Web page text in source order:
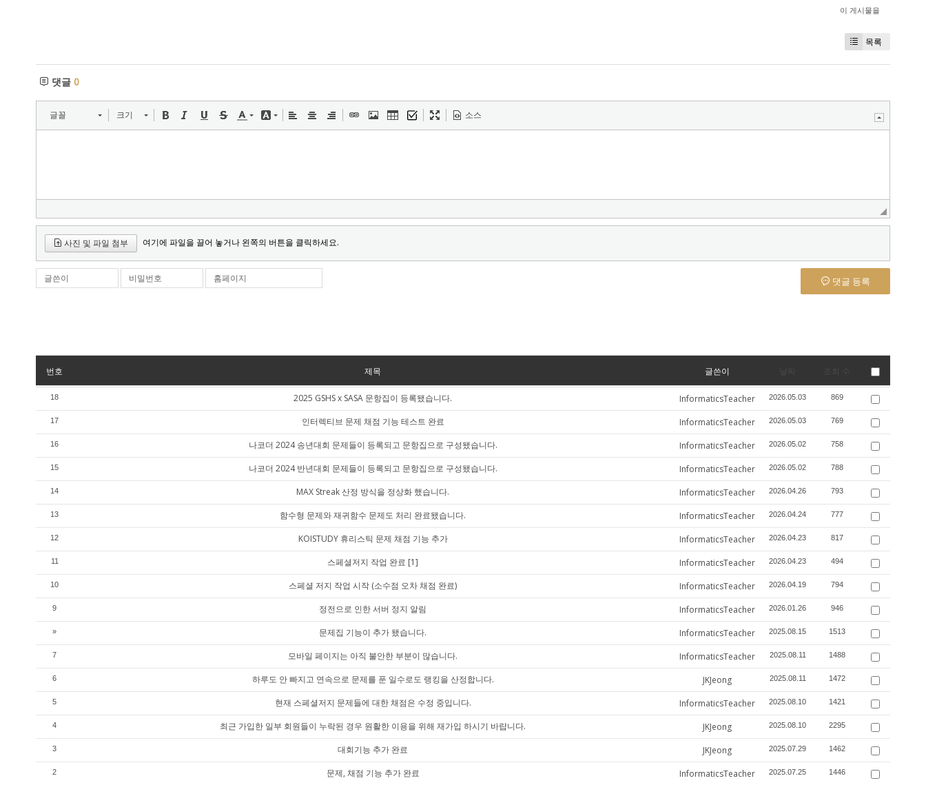
이 게시물을
목록
댓글 0
글꼴 크기 소스
사진 및 파일 첨부 여기에 파일을 끌어 놓거나 왼쪽의 버튼을 클릭하세요.
글쓴이 비밀번호 홈페이지 댓글 등록
번호 제목 글쓴이
18 2025 GSHS x SASA 문항집이 등록됐습니다. InformaticsTeacher 2026.05.03 869
17 인터렉티브 문제 채점 기능 테스트 완료 InformaticsTeacher 2026.05.03 769
16 나코더 2024 송년대회 문제들이 등록되고 문항집으로 구성됐습니다. InformaticsTeacher 2026.05.02 758
15 나코더 2024 반년대회 문제들이 등록되고 문항집으로 구성됐습니다. InformaticsTeacher 2026.05.02 788
14 MAX Streak 산정 방식을 정상화 했습니다. InformaticsTeacher 2026.04.26 793
13 함수형 문제와 재귀함수 문제도 처리 완료됐습니다. InformaticsTeacher 2026.04.24 777
12 KOISTUDY 휴리스틱 문제 채점 기능 추가 InformaticsTeacher 2026.04.23 817
11 스페셜저지 작업 완료 [1] InformaticsTeacher 2026.04.23 494
10 스페셜 저지 작업 시작 (소수점 오차 채점 완료) InformaticsTeacher 2026.04.19 794
9 정전으로 인한 서버 정지 알림 InformaticsTeacher 2026.01.26 946
» 문제집 기능이 추가 됐습니다. InformaticsTeacher 2025.08.15 1513
7 모바일 페이지는 아직 불안한 부분이 많습니다. InformaticsTeacher 2025.08.11 1488
6 하루도 안 빠지고 연속으로 문제를 푼 일수로도 랭킹을 산정합니다. JKJeong 2025.08.11 1472
5 현재 스페셜저지 문제들에 대한 채점은 수정 중입니다. InformaticsTeacher 2025.08.10 1421
4 최근 가입한 일부 회원들이 누락된 경우 원활한 이용을 위해 재가입 하시기 바랍니다. JKJeong 2025.08.10 2295
3 대회기능 추가 완료 JKJeong 2025.07.29 1462
2 문제, 채점 기능 추가 완료 InformaticsTeacher 2025.07.25 1446